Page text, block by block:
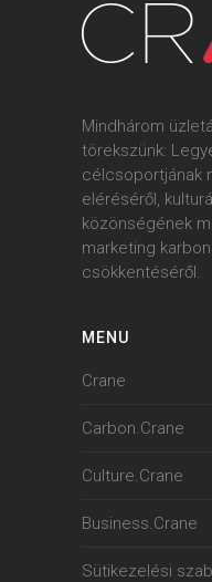
Mindhárom
törekszünk:
célcsoportjának
eléréséről,
közönségének
marketing
csökkentéséről.
MENU
Crane
Carbon.Crane
Culture.Crane
Business.Crane
Sütikezelési